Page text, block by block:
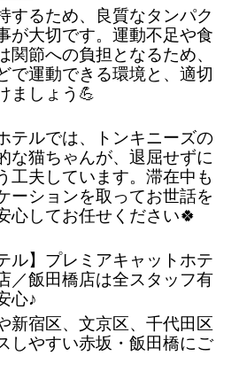
するため、良質なタンパク
が大切です。運動不足や食
関節への負担となるため、
で運動できる環境と、適切
ましょう💪
テルでは、トンキニーズの
な猫ちゃんが、退屈せずに
工夫しています。滞在中も
ーションを取ってお世話を
心してお任せください🍀
ル】プレミアキャットホテ
／飯田橋店は全スタッフ有
心♪
新宿区、文京区、千代田区
しやすい赤坂・飯田橋にご